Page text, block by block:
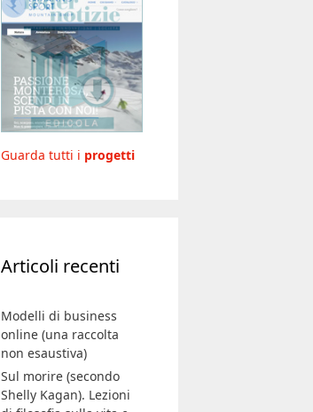
Guarda tutti i progetti
Articoli recenti
Modelli di business
online (una raccolta
non esaustiva)
Sul morire (secondo
Shelly Kagan). Lezioni